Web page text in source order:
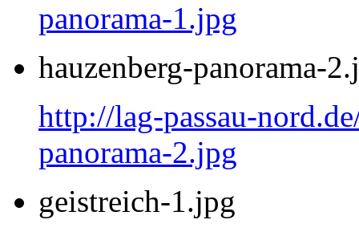
panorama-1.jpg
hauzenberg-panorama-
http://lag-passau-
panorama-2.jpg
geistreich-1.jpg